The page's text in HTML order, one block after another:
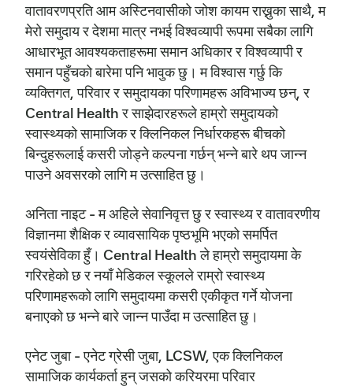
वातावरणप्रति आम अस्टिनवासीको जोश कायम राख्नुका साथै, म
मेरो समुदाय र देशमा मात्र नभई विश्वव्यापी रूपमा सबैका लागि
आधारभूत आवश्यकताहरूमा समान अधिकार र विश्वव्यापी र
समान पहुँचको बारेमा पनि भावुक छु। म विश्वास गर्छु कि
व्यक्तिगत, परिवार र समुदायका परिणामहरू अविभाज्य छन्, र
Central Health र साझेदारहरूले हाम्रो समुदायको
स्वास्थ्यको सामाजिक र क्लिनिकल निर्धारकहरू बीचको
बिन्दुहरूलाई कसरी जोड्ने कल्पना गर्छन् भन्ने बारे थप जान्न
पाउने अवसरको लागि म उत्साहित छु।
अनिता नाइट - म अहिले सेवानिवृत्त छु र स्वास्थ्य र वातावरणीय
विज्ञानमा शैक्षिक र व्यावसायिक पृष्ठभूमि भएको समर्पित
स्वयंसेविका हुँ। Central Health ले हाम्रो समुदायमा के
गरिरहेको छ र नयाँ मेडिकल स्कूलले राम्रो स्वास्थ्य
परिणामहरूको लागि समुदायमा कसरी एकीकृत गर्ने योजना
बनाएको छ भन्ने बारे जान्न पाउँदा म उत्साहित छु।
एनेट जुबा - एनेट ग्रेसी जुबा, LCSW, एक क्लिनिकल
सामाजिक कार्यकर्ता हुन् जसको करियरमा परिवार